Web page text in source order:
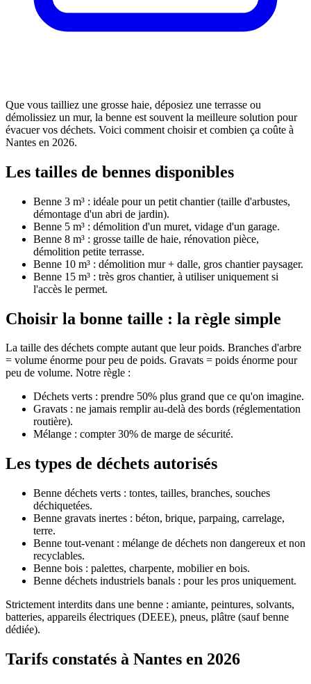
Que vous tailliez une grosse haie, déposiez une terrasse ou
démolissiez un mur, la benne est souvent la meilleure solution pour
évacuer vos déchets. Voici comment choisir et combien ça coûte à
Nantes en 2026.
Les tailles de bennes disponibles
Benne 3 m³ : idéale pour un petit chantier (taille d'arbustes,
démontage d'un abri de jardin).
Benne 5 m³ : démolition d'un muret, vidage d'un garage.
Benne 8 m³ : grosse taille de haie, rénovation pièce,
démolition petite terrasse.
Benne 10 m³ : démolition mur + dalle, gros chantier paysager.
Benne 15 m³ : très gros chantier, à utiliser uniquement si
l'accès le permet.
Choisir la bonne taille : la règle simple
La taille des déchets compte autant que leur poids. Branches d'arbre
= volume énorme pour peu de poids. Gravats = poids énorme pour
peu de volume. Notre règle :
Déchets verts : prendre 50% plus grand que ce qu'on imagine.
Gravats : ne jamais remplir au-delà des bords (réglementation
routière).
Mélange : compter 30% de marge de sécurité.
Les types de déchets autorisés
Benne déchets verts : tontes, tailles, branches, souches
déchiquetées.
Benne gravats inertes : béton, brique, parpaing, carrelage,
terre.
Benne tout-venant : mélange de déchets non dangereux et non
recyclables.
Benne bois : palettes, charpente, mobilier en bois.
Benne déchets industriels banals : pour les pros uniquement.
Strictement interdits dans une benne : amiante, peintures, solvants,
batteries, appareils électriques (DEEE), pneus, plâtre (sauf benne
dédiée).
Tarifs constatés à Nantes en 2026